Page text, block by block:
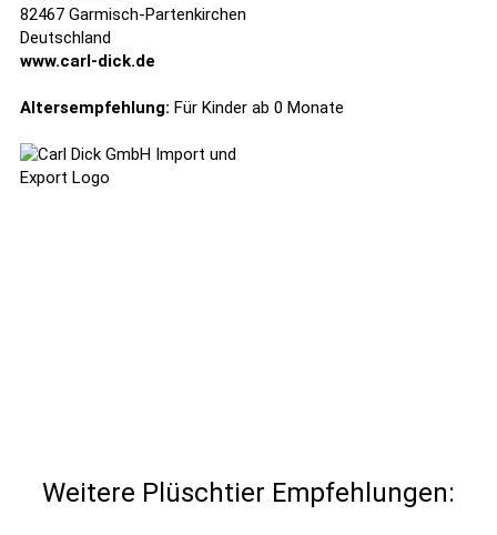
82467 Garmisch-Partenkirchen
Deutschland
www.carl-dick.de
Altersempfehlung: Für Kinder ab 0 Monate
Weitere Plüschtier Empfehlungen: